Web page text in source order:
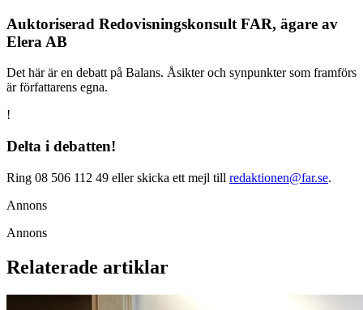
Auktoriserad Redovisningskonsult FAR, ägare av
Elera AB
Det här är en debatt på Balans. Åsikter och synpunkter som framförs
är författarens egna.
!
Delta i debatten!
Ring 08 506 112 49 eller skicka ett mejl till redaktionen@far.se.
Annons
Annons
Relaterade artiklar